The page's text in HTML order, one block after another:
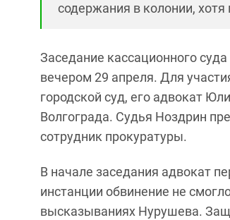
содержания в колонии,
Заседание кассационного
вечером 29 апреля. Для
городской суд, его адвокат
Волгограда. Судья Ноздрин
сотрудник прокуратуры.
В начале заседания адвокат
инстанции обвинение не
высказываниях Нурушева.